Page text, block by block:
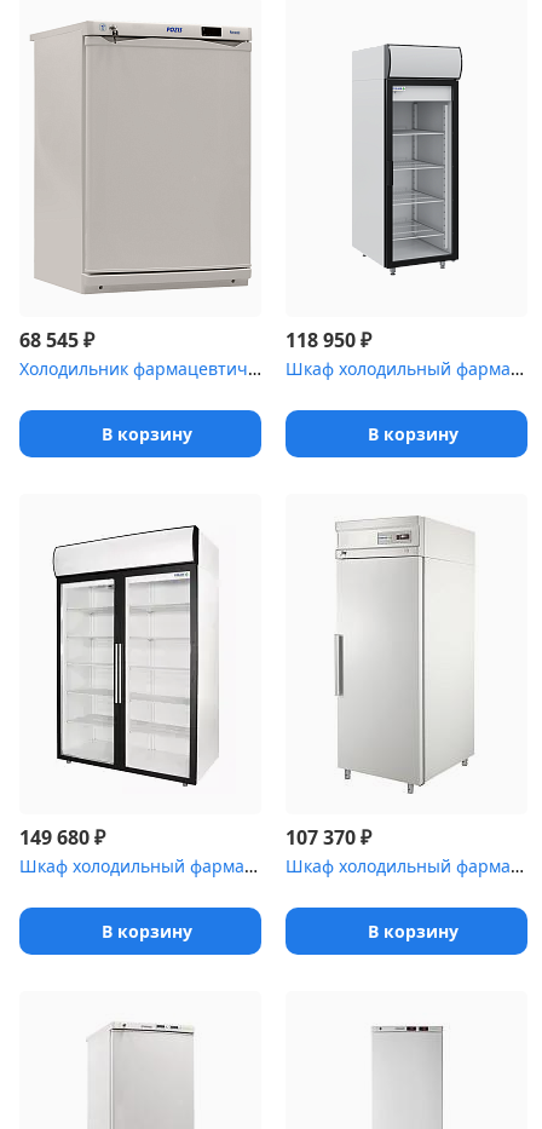
68 545₽
Холодильник фармацевтический Pozis ХЛ-340-1 с металлическими двер...
В корзину
118 950₽
Шкаф холодильный фармацевтический Polair ШХФ-0,7ДС со стеклянной ...
В корзину
149 680₽
Шкаф холодильный фармацевтический Polair ШХФ-1,0ДС со стеклянной ...
В корзину
107 370₽
Шкаф холодильный фармацевтический Polair ШХФ-0,7 с металлической ...
В корзину